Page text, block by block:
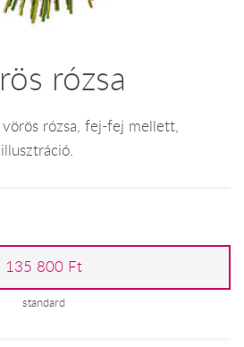
rózsa
vörös rózsa, fej-fej mellett,
135 800 Ft
standard